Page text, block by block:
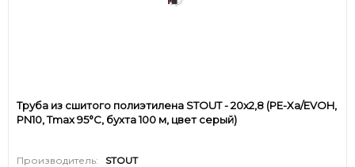
Труба из сшитого полиэтилена STOUT - 20x2,8 (PE-Xa/EVOH,
PN10, Tmax 95°C, бухта 100 м, цвет серый)
Производитель:
STOUT